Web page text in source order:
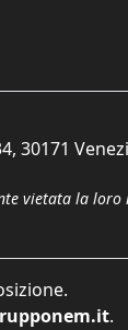
vietata la
.